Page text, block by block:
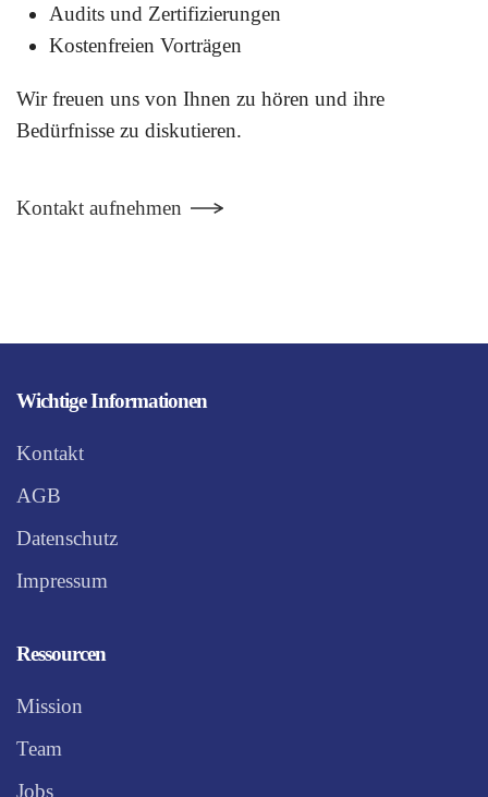
Audits und Zertifizierungen
Kostenfreien Vorträgen
Wir freuen uns von Ihnen zu hören und ihre
Bedürfnisse zu diskutieren.
Kontakt aufnehmen
Wichtige Informationen
Kontakt
AGB
Datenschutz
Impressum
Ressourcen
Mission
Team
Jobs